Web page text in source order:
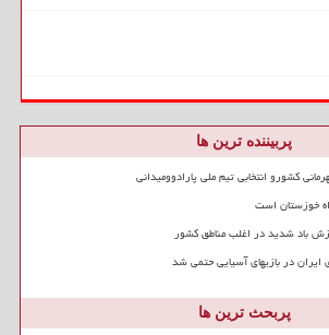
پربیننده ترین ها
کشورو انتخابی تیم ملی پارادوومیدانی
خوزستان است
باد شدید در اغلب مناطق کشور
در بازیهای آسیایی حتمی شد
پربحث ترین ها